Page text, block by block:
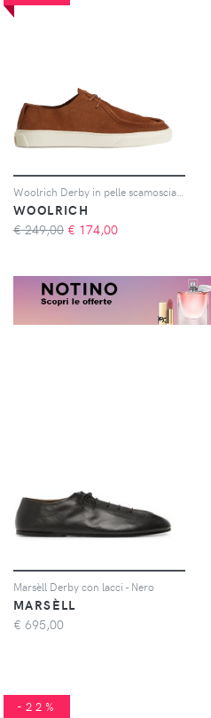
WOOLRICH
€ 249,00 € 174,00
Marsèll Derby con lacci - Nero
MARSÈLL
€ 695,00
-22%